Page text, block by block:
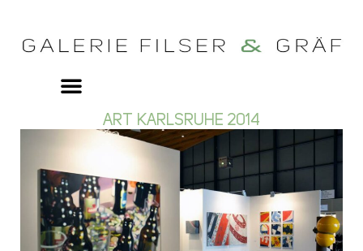
ART KARLSRUHE 2014